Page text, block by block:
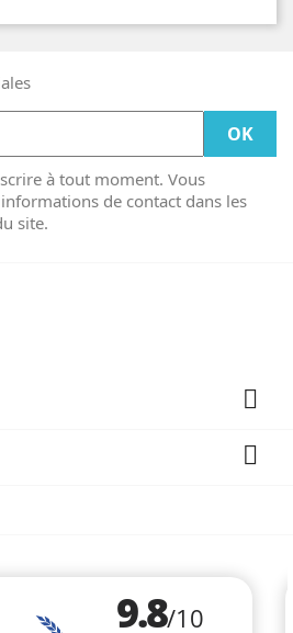
à tout moment. Vous
de contact dans les
site.

